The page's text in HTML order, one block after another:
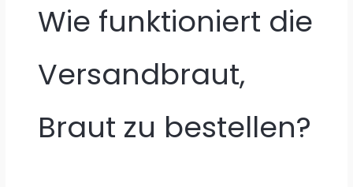
Wie funktioniert die
Versandbraut,
Braut zu bestellen?